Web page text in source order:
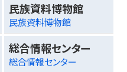
民族資料博物館
民族資料博物館
総合情報センター
総合情報センター